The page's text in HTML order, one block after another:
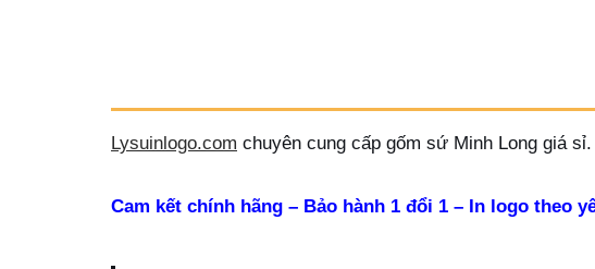
Lysuinlogo.com chuyên cung cấp gốm sứ Minh Long giá sỉ.
Cam kết chính hãng – Bảo hành 1 đổi 1 – In logo theo